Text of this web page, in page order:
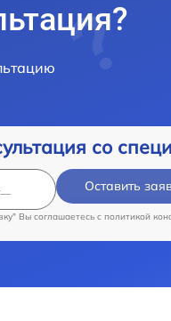
со
Оставить
Вы соглашаетесь c политикой